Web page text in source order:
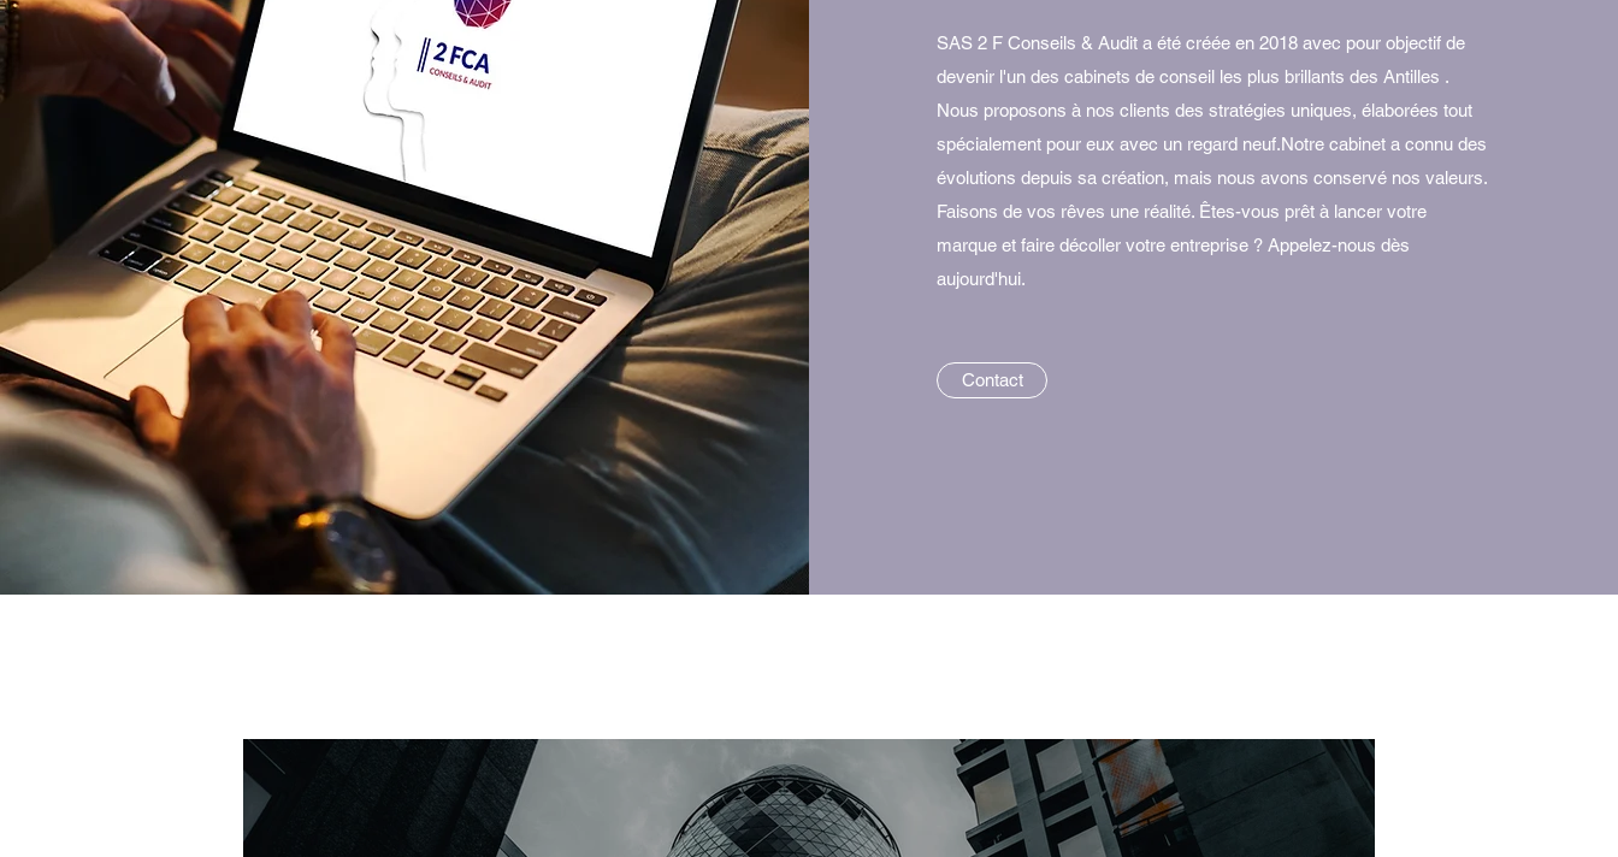
SAS 2 F Conseils & Audit a été créée en 2018 avec pour objectif de
devenir l'un des cabinets de conseil les plus brillants des Antilles .
Nous proposons à nos clients des stratégies uniques, élaborées tout
spécialement pour eux avec un regard neuf.Notre cabinet a connu des
évolutions depuis sa création, mais nous avons conservé nos valeurs.
Faisons de vos rêves une réalité. Êtes-vous prêt à lancer votre
marque et faire décoller votre entreprise ? Appelez-nous dès
aujourd'hui.
Contact